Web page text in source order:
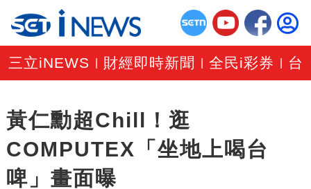
三立iNEWS 財經即時新聞 |全民i彩券 台
黃仁勳超Chill！逛
COMPUTEX「坐地上喝台
啤」畫面曝